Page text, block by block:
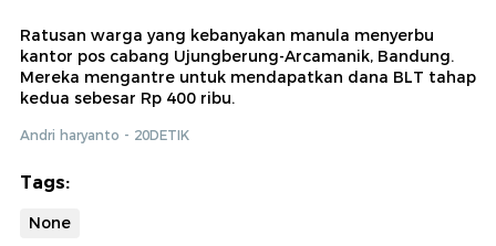
Ratusan warga yang kebanyakan manula menyerbu
kantor pos cabang Ujungberung-Arcamanik, Bandung.
Mereka mengantre untuk mendapatkan dana BLT tahap
kedua sebesar Rp 400 ribu.
Andri haryanto - 20DETIK
Tags:
None